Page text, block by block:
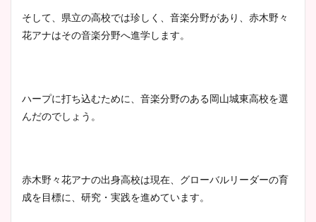
まとめた！
そして、県立の高校では珍しく、音楽分野があり、赤木野々
花アナはその音楽分野へ進学します。
ハープに打ち込むために、音楽分野のある岡山城東高校を選
んだのでしょう。
赤木野々花アナの出身高校は現在、グローバルリーダーの育
成を目標に、研究・実践を進めています。